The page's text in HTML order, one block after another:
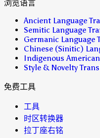
浏览语言
Ancient Language
Semitic Language
Germanic Language
Chinese (Sinitic)
Indigenous
Style & Novelty
免费工具
工具
时区转换器
拉丁座右铭